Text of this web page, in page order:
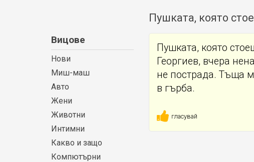
Пушката, която
Вицове
Нови
Миш-маш
Авто
Жени
Животни
Интимни
Какво и защо
Компютърни
Пушката, която
Георгиев, вчера
не пострада. Тъща
в гърба.
гласувай